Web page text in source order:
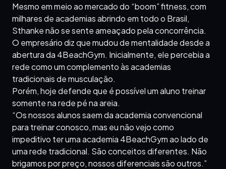
Mesmo em meio ao mercado do “boom” fitness, com
milhares de academias abrindo em todo o Brasil,
Sthanke não se sente ameaçado pela concorrência.
O empresário diz que mudou de mentalidade desde a
abertura da 4BeachGym. Inicialmente, ele percebia a
rede como um complemento às academias
tradicionais de musculação.
Porém, hoje defende que é possível um aluno treinar
somente na rede pé na areia.
“Os nossos alunos saem da academia convencional
para treinar conosco, mas eu não vejo como
impeditivo ter uma academia 4BeachGym ao lado de
uma rede tradicional. São conceitos diferentes. Não
brigamos por preço, nossos diferenciais são outros.”